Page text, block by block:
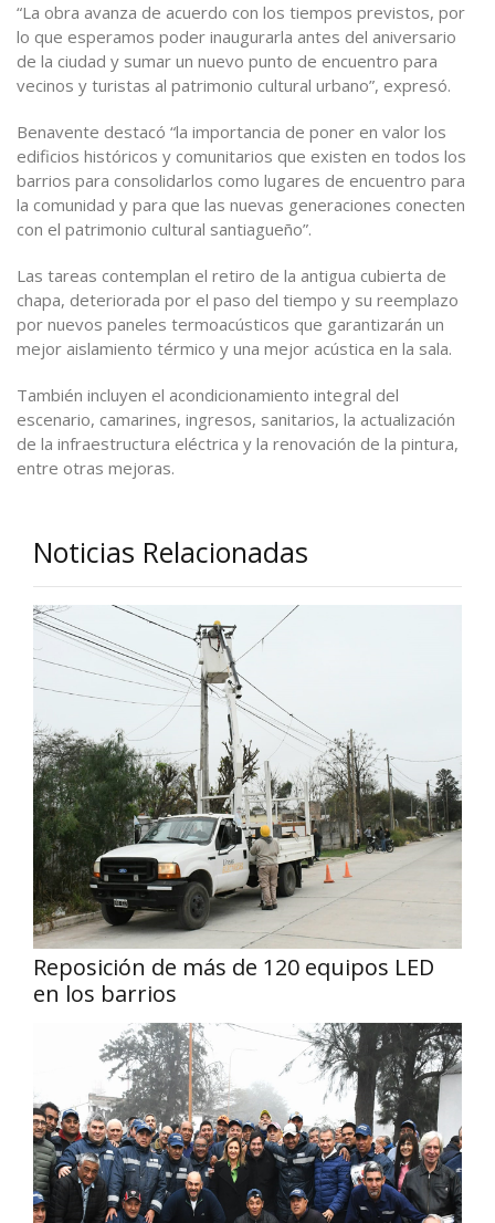
“La obra avanza de acuerdo con los tiempos previstos, por
lo que esperamos poder inaugurarla antes del aniversario
de la ciudad y sumar un nuevo punto de encuentro para
vecinos y turistas al patrimonio cultural urbano”, expresó.
Benavente destacó “la importancia de poner en valor los
edificios históricos y comunitarios que existen en todos los
barrios para consolidarlos como lugares de encuentro para
la comunidad y para que las nuevas generaciones conecten
con el patrimonio cultural santiagueño”.
Las tareas contemplan el retiro de la antigua cubierta de
chapa, deteriorada por el paso del tiempo y su reemplazo
por nuevos paneles termoacústicos que garantizarán un
mejor aislamiento térmico y una mejor acústica en la sala.
También incluyen el acondicionamiento integral del
escenario, camarines, ingresos, sanitarios, la actualización
de la infraestructura eléctrica y la renovación de la pintura,
entre otras mejoras.
Noticias Relacionadas
Reposición de más de 120 equipos LED
en los barrios